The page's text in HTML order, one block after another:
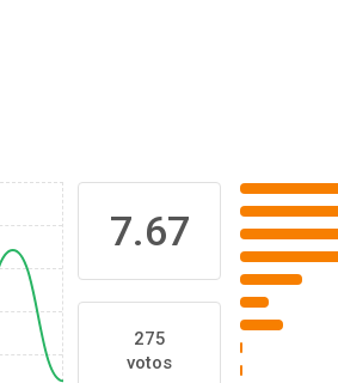
7.67
275
votos